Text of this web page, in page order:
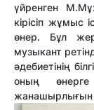
үйренген
кірісіп жұмыс
өнер. Бұл
музыкант
әдебиетінің
оның
жанашырлығын